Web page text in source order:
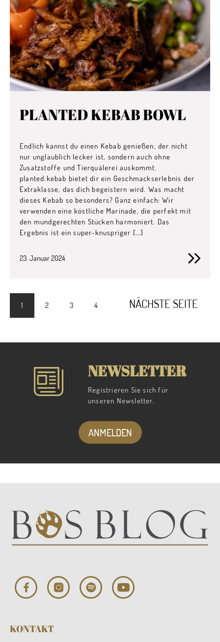
PLANTED KEBAB BOWL
Endlich kannst du einen Kebab genießen, der nicht
nur unglaublich lecker ist, sondern auch ohne
Zusatzstoffe und Tierquälerei auskommt.
planted.kebab bietet dir ein Geschmackserlebnis der
Extraklasse, das dich begeistern wird. Was macht
dieses Kebab so besonders? Ganz einfach: Wir
verwenden eine köstliche Marinade, die perfekt mit
den mundgerechten Stücken harmoniert. Das
Ergebnis ist ein super-knuspriger […]
23. Januar 2024
1 2 3 4 NÄCHSTE SEITE
NEWSLETTER
Registrieren Sie sich für
unseren Newsletter.
ANMELDEN
KONTAKT